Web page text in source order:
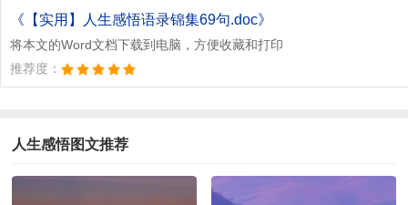
《【实用】人生感悟语录锦集69句.doc》
将本文的Word文档下载到电脑，方便收藏和打印
推荐度：
人生感悟图文推荐